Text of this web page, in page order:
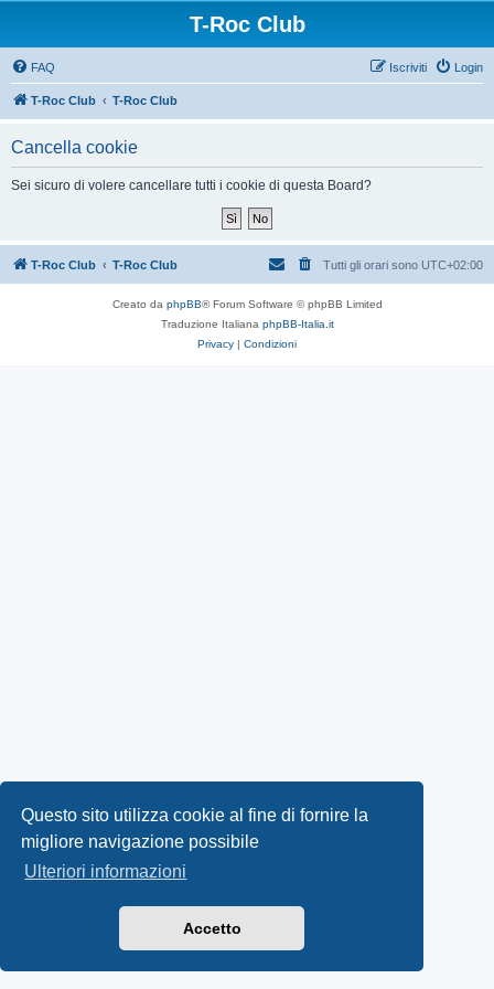
Questo sito utilizza cookie al fine di fornire la
migliore navigazione possibile
Ulteriori informazioni
Accetto
T-Roc Club
FAQ Login
Iscriviti
T-Roc Club T-Roc Club
Cancella cookie
Sei sicuro di volere cancellare tutti i cookie di questa Board?
T-Roc Club T-Roc Club Tutti gli orari sono UTC+02:00
Creato da phpBB® Forum Software © phpBB Limited
Traduzione Italiana phpBB-Italia.it
Privacy | Condizioni